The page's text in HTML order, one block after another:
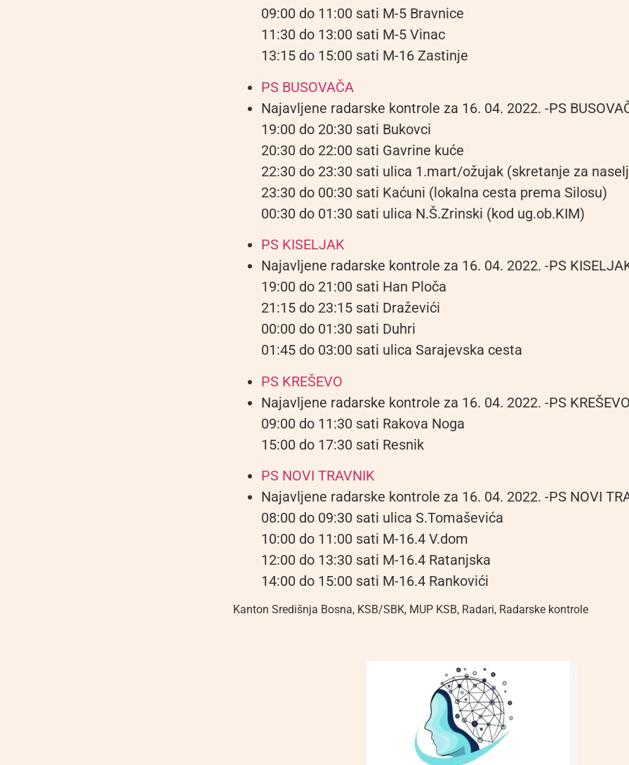
09:00 do 11:00 sati M-5 Bravnice
11:30 do 13:00 sati M-5 Vinac
13:15 do 15:00 sati M-16 Zastinje
PS BUSOVAČA
Najavljene radarske kontrole za 16. 04. 2022. -PS
19:00 do 20:30 sati Bukovci
20:30 do 22:00 sati Gavrine kuće
22:30 do 23:30 sati ulica 1.mart/ožujak (skretanje za
23:30 do 00:30 sati Kaćuni (lokalna cesta prema Silosu)
00:30 do 01:30 sati ulica N.Š.Zrinski (kod ug.ob.KIM)
PS KISELJAK
Najavljene radarske kontrole za 16. 04. 2022. -PS
19:00 do 21:00 sati Han Ploča
21:15 do 23:15 sati Draževići
00:00 do 01:30 sati Duhri
01:45 do 03:00 sati ulica Sarajevska cesta
PS KREŠEVO
Najavljene radarske kontrole za 16. 04. 2022. -PS
09:00 do 11:30 sati Rakova Noga
15:00 do 17:30 sati Resnik
PS NOVI TRAVNIK
Najavljene radarske kontrole za 16. 04. 2022. -PS NOVI
08:00 do 09:30 sati ulica S.Tomaševića
10:00 do 11:00 sati M-16.4 V.dom
12:00 do 13:30 sati M-16.4 Ratanjska
14:00 do 15:00 sati M-16.4 Rankovići
Kanton Središnja Bosna, KSB/SBK, MUP KSB, Radari, Radarske kontrole